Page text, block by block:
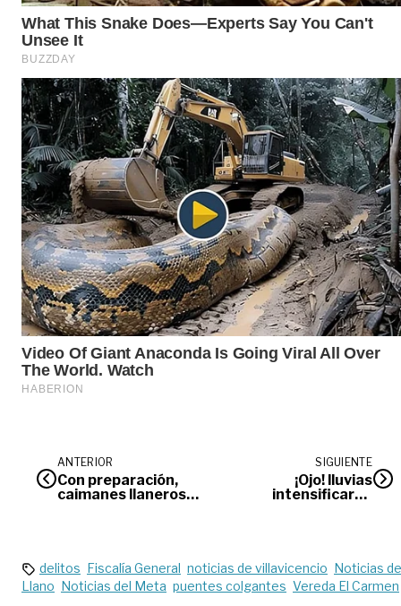
ANTERIOR
Con preparación,
caimanes llaneros
SIGUIENTE
¡Ojo! lluvias
intensificarán
delitos Fiscalía General noticias de villavicencio Noticias
Llano Noticias del Meta puentes colgantes Vereda El Carmen